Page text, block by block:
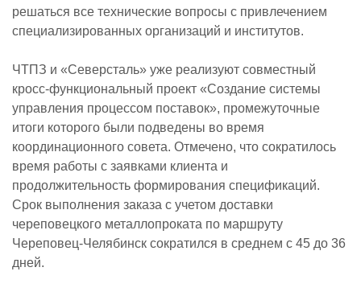
решаться все технические вопросы с привлечением
специализированных организаций и институтов.
ЧТПЗ и «Северсталь» уже реализуют совместный
кросс-функциональный проект «Создание системы
управления процессом поставок», промежуточные
итоги которого были подведены во время
координационного совета. Отмечено, что сократилось
время работы с заявками клиента и
продолжительность формирования спецификаций.
Срок выполнения заказа с учетом доставки
череповецкого металлопроката по маршруту
Череповец-Челябинск сократился в среднем с 45 до 36
дней.